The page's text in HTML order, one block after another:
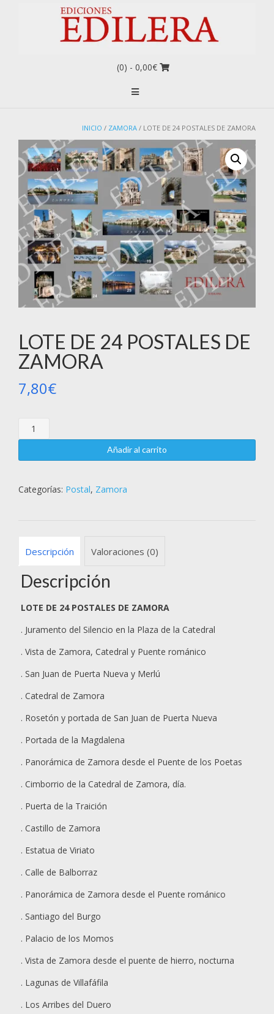
(0) - 0,00€
INICIO / ZAMORA / LOTE DE 24 POSTALES DE ZAMORA
LOTE DE 24 POSTALES DE
ZAMORA
7,80€
Añadir al carrito
Categorías: Postal, Zamora
Descripción Valoraciones (0)
Descripción
LOTE DE 24 POSTALES DE ZAMORA
. Juramento del Silencio en la Plaza de la Catedral
. Vista de Zamora, Catedral y Puente románico
. San Juan de Puerta Nueva y Merlú
. Catedral de Zamora
. Rosetón y portada de San Juan de Puerta Nueva
. Portada de la Magdalena
. Panorámica de Zamora desde el Puente de los Poetas
. Cimborrio de la Catedral de Zamora, día.
. Puerta de la Traición
. Castillo de Zamora
. Estatua de Viriato
. Calle de Balborraz
. Panorámica de Zamora desde el Puente románico
. Santiago del Burgo
. Palacio de los Momos
. Vista de Zamora desde el puente de hierro, nocturna
. Lagunas de Villafáfila
. Los Arribes del Duero